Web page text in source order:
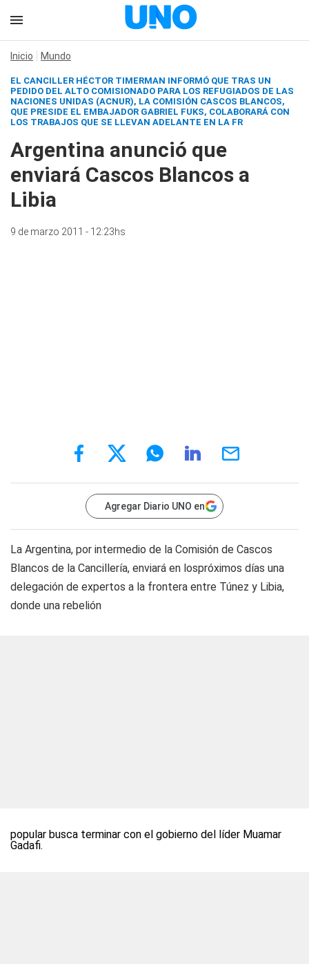
Inicio Mundo
EL CANCILLER HÉCTOR TIMERMAN INFORMÓ QUE TRAS UN
PEDIDO DEL ALTO COMISIONADO PARA LOS REFUGIADOS DE LAS
NACIONES UNIDAS (ACNUR), LA COMISIÓN CASCOS BLANCOS,
QUE PRESIDE EL EMBAJADOR GABRIEL FUKS, COLABORARÁ CON
LOS TRABAJOS QUE SE LLEVAN ADELANTE EN LA FR
Argentina anunció que
enviará Cascos Blancos a
Libia
9 de marzo 2011 - 12:23hs
Agregar Diario UNO en
La Argentina, por intermedio de la Comisión de Cascos
Blancos de la Cancillería, enviará en lospróximos días una
delegación de expertos a la frontera entre Túnez y Libia,
donde una rebelión
popular busca terminar con el gobierno del líder Muamar
Gadafi.